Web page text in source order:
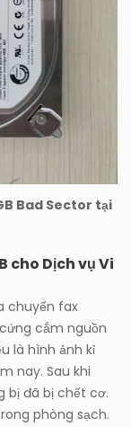
Bad Sector tại
cho Dịch vụ Vi
chuyển fax
cắm nguồn
là hình ảnh kỉ
nay. Sau khi
bị đã bị chết cơ.
phòng sạch.